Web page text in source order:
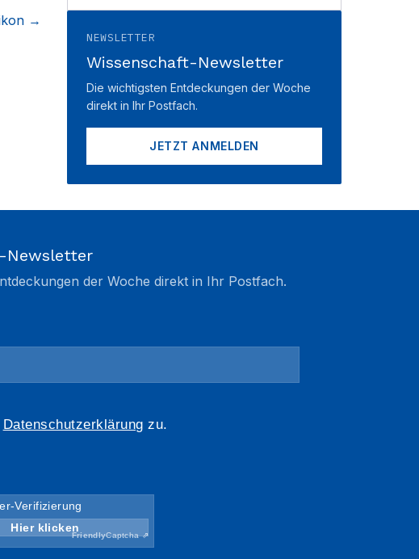
→
NEWSLETTER
Wissenschaft-Newsletter
Die wichtigsten Entdeckungen der Woche
direkt in Ihr Postfach.
JETZT ANMELDEN
Newsletter
der Woche direkt in Ihr Postfach.